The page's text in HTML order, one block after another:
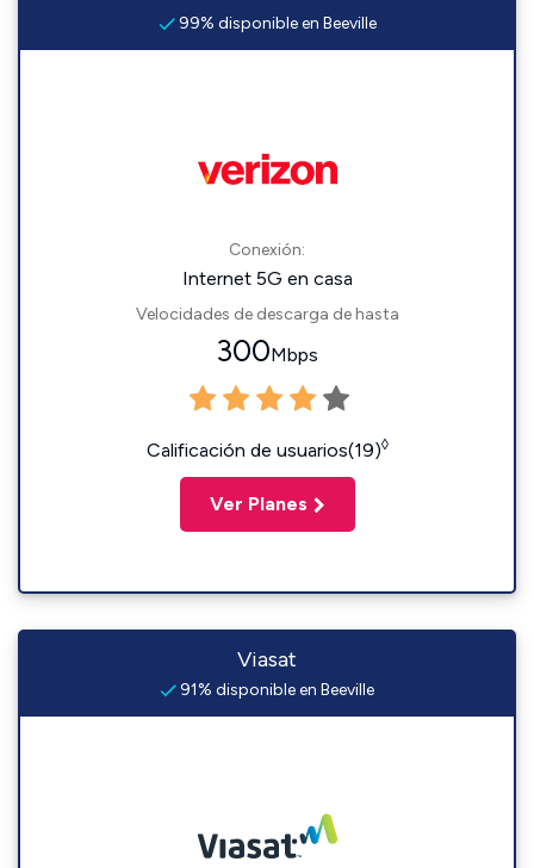
99% disponible en Beeville
Conexión:
Internet 5G en casa
Velocidades de descarga de hasta
300Mbps
Calificación de usuarios(19)◊
Ver Planes
Viasat
91% disponible en Beeville